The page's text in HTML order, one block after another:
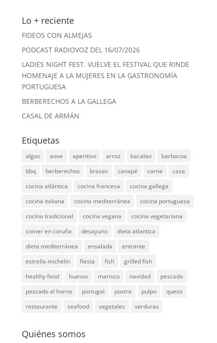
Lo + reciente
FIDEOS CON ALMEJAS
PODCAST RADIOVOZ DEL 16/07/2026
LADIES NIGHT FEST. VUELVE EL FESTIVAL QUE RINDE
HOMENAJE A LA MUJERES EN LA GASTRONOMÍA
PORTUGUESA
BERBERECHOS A LA GALLEGA
CASAL DE ARMÁN
Etiquetas
algas aove aperitivo arroz bacalao
barbacoa
bbq
berberechos brasas canapé carne
caza
cocina atlántica
cocina francesa
cocina gallega
cocina italiana
cocina mediterránea
cocina portuguesa
cocina tradicional
cocina vegana
cocina vegetariana
comer en coruña
desayuno
dieta atlantica
dieta mediterránea
ensalada
entrante
estrella michelin
fiesta fish
grilled fish
healthy food
huevos marisco navidad
pescado
pescado al horno
portugal postre pulpo
queso
restaurante
seafood vegetales verduras
Quiénes somos